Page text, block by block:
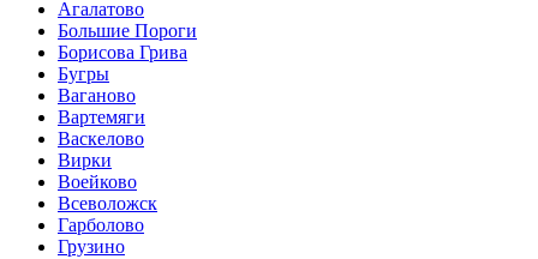
Агалатово
Большие Пороги
Борисова Грива
Бугры
Ваганово
Вартемяги
Васкелово
Вирки
Воейково
Всеволожск
Гарболово
Грузино